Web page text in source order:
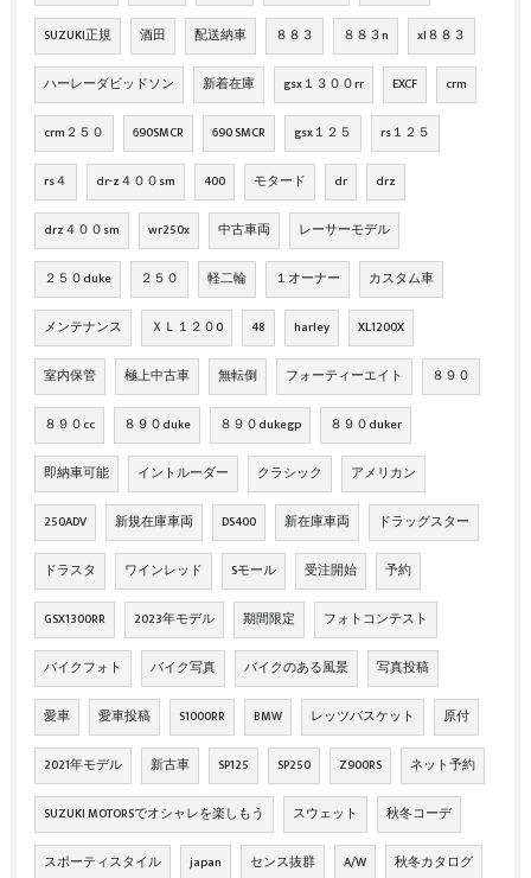
SUZUKI正規 酒田 配送納車 ８８３ ８８３n xl８８３
ハーレーダビッドソン 新着在庫 gsx１３００rr EXCF crm
crm２５０ 690SMCR 690 SMCR gsx１２５ rs１２５
rs４ dr-z４００sm 400 モタード dr drz
drz４００sm wr250x 中古車両 レーサーモデル
２５０duke ２５０ 軽二輪 １オーナー カスタム車
メンテナンス ＸＬ１２０0 48 harley XL1200X
室内保管 極上中古車 無転倒 フォーティーエイト ８９０
８９０cc ８９０duke ８９０dukegp ８９０duker
即納車可能 イントルーダー クラシック アメリカン
250ADV 新規在庫車両 DS400 新在庫車両 ドラッグスター
ドラスタ ワインレッド Sモール 受注開始 予約
GSX1300RR 2023年モデル 期間限定 フォトコンテスト
バイクフォト バイク写真 バイクのある風景 写真投稿
愛車 愛車投稿 S1000RR BMW レッツバスケット 原付
2021年モデル 新古車 SP125 SP250 Z900RS ネット予約
SUZUKI MOTORSでオシャレを楽しもう スウェット 秋冬コーデ
スポーティスタイル japan センス抜群 A/W 秋冬カタログ